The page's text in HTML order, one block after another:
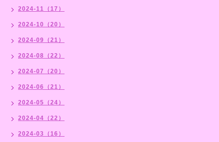
2024-11（17）
2024-10（20）
2024-09（21）
2024-08（22）
2024-07（20）
2024-06（21）
2024-05（24）
2024-04（22）
2024-03（16）